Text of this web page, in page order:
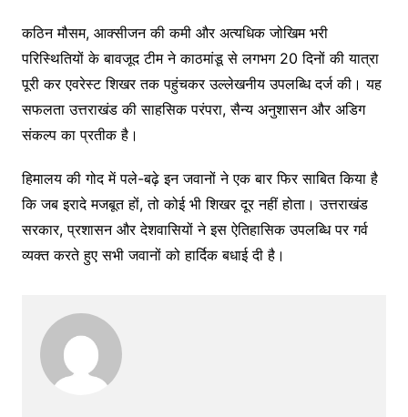
कठिन मौसम, आक्सीजन की कमी और अत्यधिक जोखिम भरी
परिस्थितियों के बावजूद टीम ने काठमांडू से लगभग 20 दिनों की यात्रा
पूरी कर एवरेस्ट शिखर तक पहुंचकर उल्लेखनीय उपलब्धि दर्ज की। यह
सफलता उत्तराखंड की साहसिक परंपरा, सैन्य अनुशासन और अडिग
संकल्प का प्रतीक है।
हिमालय की गोद में पले-बढ़े इन जवानों ने एक बार फिर साबित किया है
कि जब इरादे मजबूत हों, तो कोई भी शिखर दूर नहीं होता। उत्तराखंड
सरकार, प्रशासन और देशवासियों ने इस ऐतिहासिक उपलब्धि पर गर्व
व्यक्त करते हुए सभी जवानों को हार्दिक बधाई दी है।